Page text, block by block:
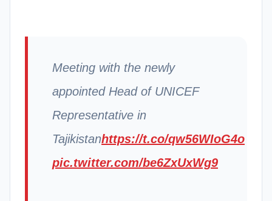
Meeting with the newly
appointed Head of UNICEF
Representative in
Tajikistanhttps://t.co/qw56WIoG4o
pic.twitter.com/be6ZxUxWg9